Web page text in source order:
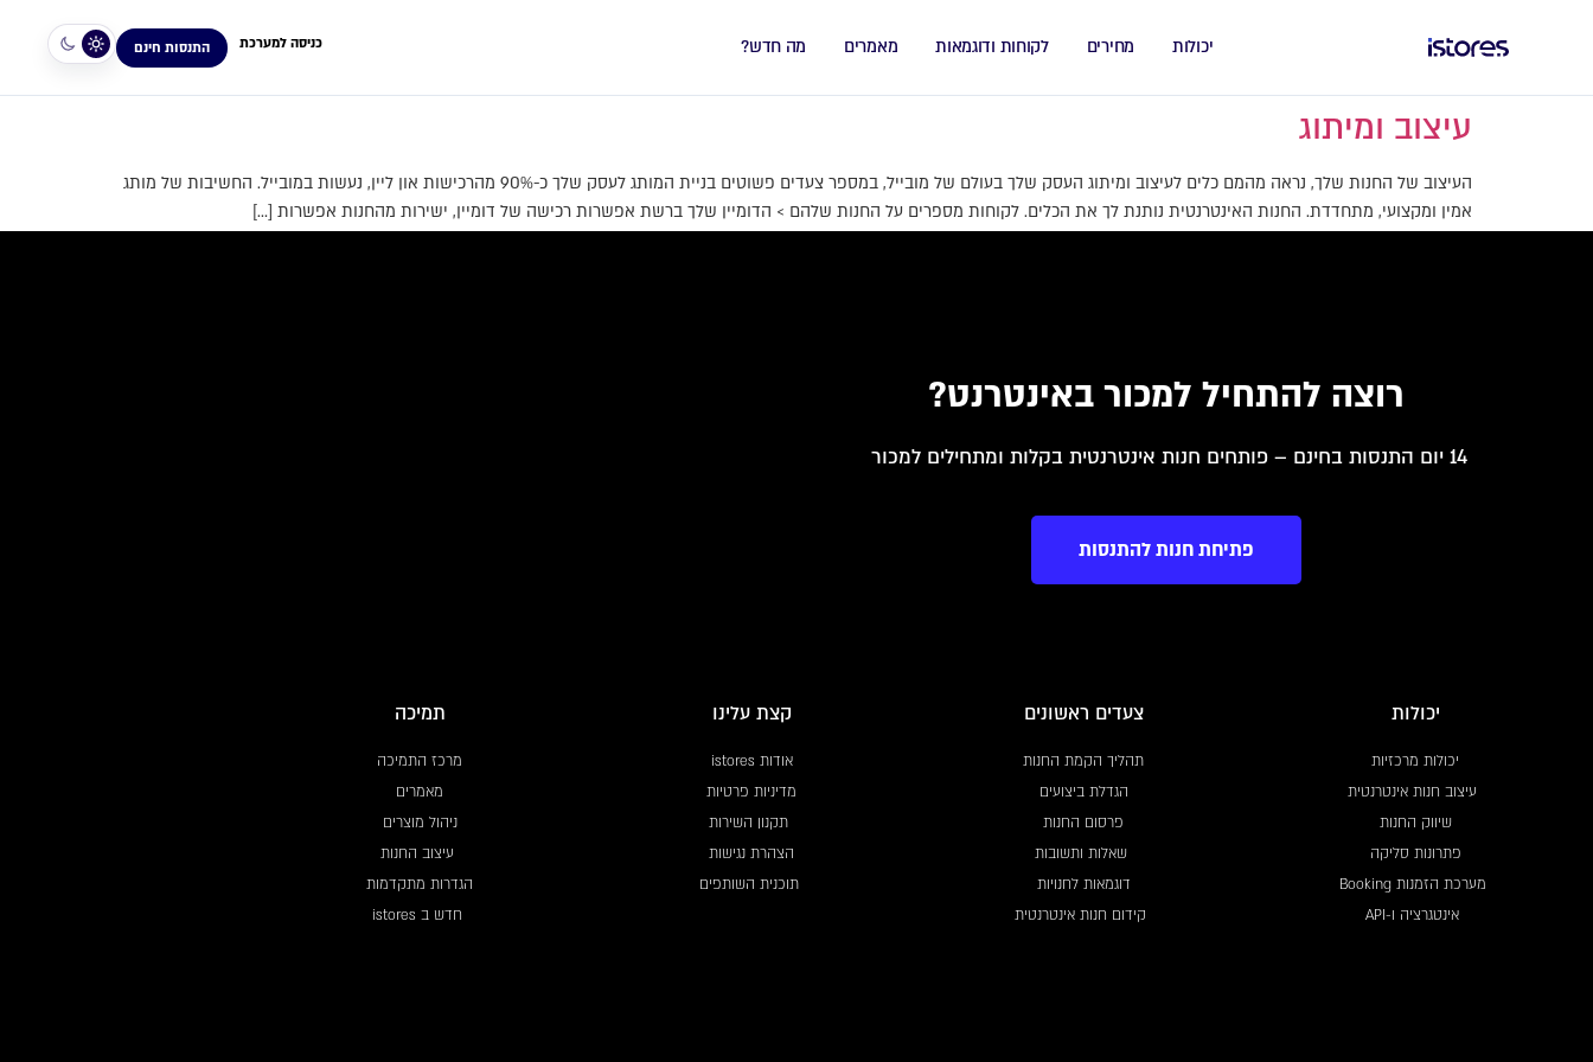
יכולות מחירים לקוחות ודוגמאות מאמרים מה חדש? התנסות חינם כניסה למערכת
עיצוב ומיתוג
העיצוב של החנות שלך, נראה מהמם כלים לעיצוב ומיתוג העסק שלך בעולם של מובייל, במספר צעדים פשוטים בניית המותג לעסק שלך כ-90% מהרכישות און ליין, נעשות במובייל. החשיבות של מותג
אמין ומקצועי, מתחדדת. החנות האינטרנטית נותנת לך את הכלים. לקוחות מספרים על החנות שלהם > הדומיין שלך ברשת אפשרות רכישה של דומיין, ישירות מהחנות אפשרות […]
רוצה להתחיל למכור באינטרנט?
14 יום התנסות בחינם – פותחים חנות אינטרנטית בקלות ומתחילים למכור
פתיחת חנות להתנסות
יכולות
יכולות מרכזיות
עיצוב חנות אינטרנטית
שיווק החנות
פתרונות סליקה
מערכת הזמנות Booking
אינטגרציה ו-API
צעדים ראשונים
תהליך הקמת החנות
הגדלת ביצועים
פרסום החנות
שאלות ותשובות
דוגמאות לחנויות
קידום חנות אינטרנטית
קצת עלינו
אודות istores
מדיניות פרטיות
תקנון השירות
הצהרת נגישות
תוכנית השותפים
תמיכה
מרכז התמיכה
מאמרים
ניהול מוצרים
עיצוב החנות
הגדרות מתקדמות
חדש ב istores